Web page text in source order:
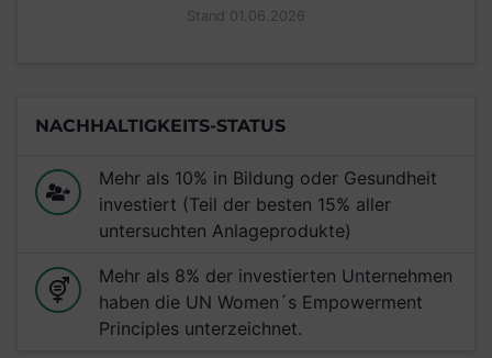
Stand 01.06.2026
NACHHALTIGKEITS-STATUS
Mehr als 10% in Bildung oder Gesundheit
investiert (Teil der besten 15% aller
untersuchten Anlageprodukte)
Mehr als 8% der investierten Unternehmen
haben die UN Women´s Empowerment
Principles unterzeichnet.